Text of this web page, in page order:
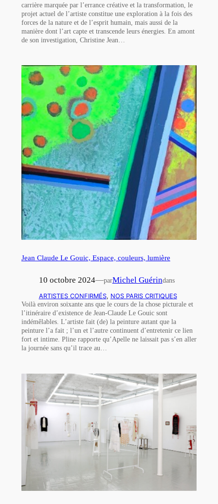
carrière marquée par l’errance créative et la transformation, le
projet actuel de l’artiste constitue une exploration à la fois des
forces de la nature et de l’esprit humain, mais aussi de la
manière dont l’art capte et transcende leurs énergies. En amont
de son investigation, Christine Jean…
Jean Claude Le Gouic, Espace, couleurs, lumière
10 octobre 2024—parMichel Guérindans
ARTISTES CONFIRMÉS, NOS PARIS CRITIQUES
Voilà environ soixante ans que le cours de la chose picturale et
l’itinéraire d’existence de Jean-Claude Le Gouic sont
indémêlables. L’artiste fait (de) la peinture autant que la
peinture l’a fait ; l’un et l’autre continuent d’entretenir ce lien
fort et intime. Pline rapporte qu’Apelle ne laissait pas s’en aller
la journée sans qu’il trace au…